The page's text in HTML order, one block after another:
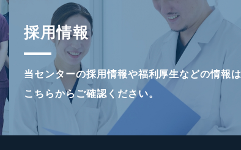
採用情報
当センターの採用情報や福利厚生などの情報は
こちらからご確認ください。